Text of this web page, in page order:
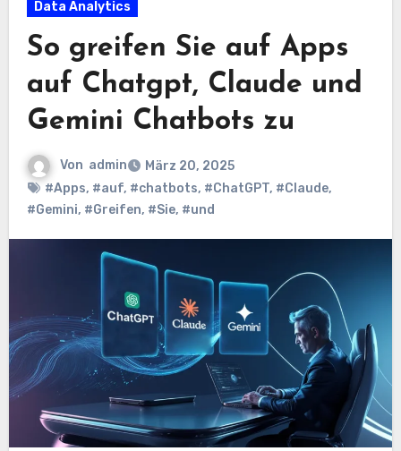
Data Analytics
So greifen Sie auf Apps
auf Chatgpt, Claude und
Gemini Chatbots zu
Von admin
März 20, 2025
#Apps, #auf, #chatbots, #ChatGPT, #Claude,
#Gemini, #Greifen, #Sie, #und